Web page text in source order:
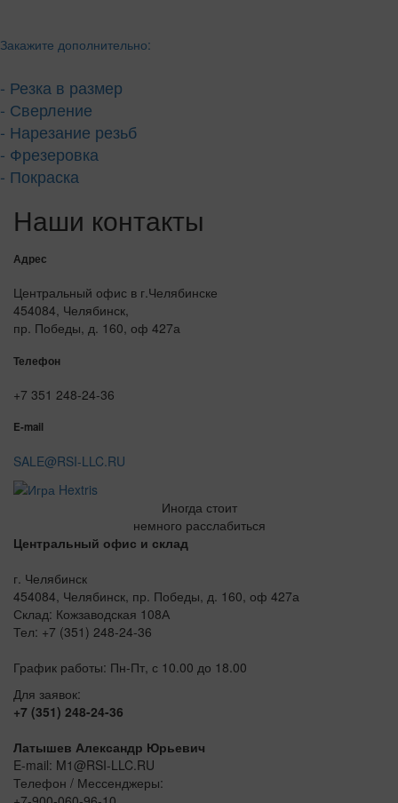
Закажите дополнительно:
- Резка в размер
- Сверление
- Нарезание резьб
- Фрезеровка
- Покраска
Наши контакты
Адрес
Центральный офис в г.Челябинске
454084, Челябинск,
пр. Победы, д. 160, оф 427а
Телефон
+7 351 248-24-36
E-mail
SALE@RSI-LLC.RU
Иногда стоит
немного расслабиться
Центральный офис и склад
г. Челябинск
454084, Челябинск, пр. Победы, д. 160, оф 427а
Склад: Кожзаводская 108А
Тел: +7 (351) 248-24-36
График работы: Пн-Пт, с 10.00 до 18.00
Для заявок:
+7 (351) 248-24-36
Латышев Александр Юрьевич
E-mail: M1@RSI-LLC.RU
Телефон / Мессенджеры: